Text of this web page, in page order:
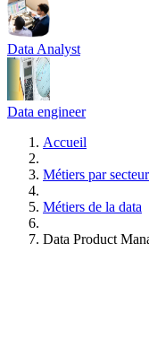
Data Analyst
Data engineer
Accueil
Métiers par
Métiers de la data
Data Product